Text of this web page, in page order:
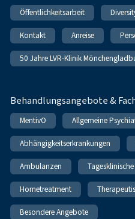
Öffentlichkeitsarbeit
Kontakt Anreise
50 Jahre LVR-Klinik
Behandlungsangebote &
MentivO Allgemeine
Abhängigkeitserkrankungen
Ambulanzen
Hometreatment
Besondere Angebote